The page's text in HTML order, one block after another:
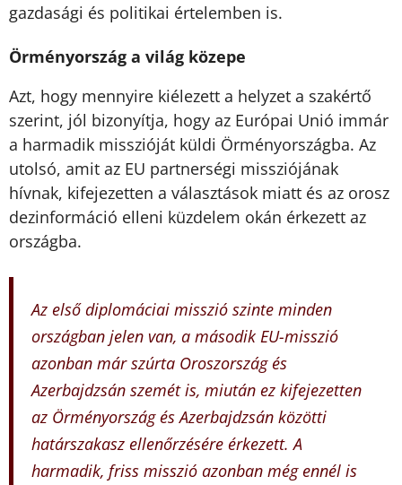
gazdasági és politikai értelemben is.
Örményország a világ közepe
Azt, hogy mennyire kiélezett a helyzet a szakértő
szerint, jól bizonyítja, hogy az Európai Unió immár
a harmadik misszióját küldi Örményországba. Az
utolsó, amit az EU partnerségi missziójának
hívnak, kifejezetten a választások miatt és az orosz
dezinformáció elleni küzdelem okán érkezett az
országba.
Az első diplomáciai misszió szinte minden
országban jelen van, a második EU-misszió
azonban már szúrta Oroszország és
Azerbajdzsán szemét is, miután ez kifejezetten
az Örményország és Azerbajdzsán közötti
határszakasz ellenőrzésére érkezett. A
harmadik, friss misszió azonban még ennél is